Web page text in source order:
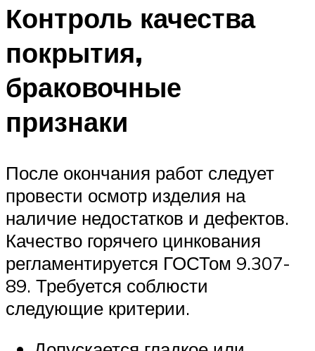
Контроль качества
покрытия,
браковочные
признаки
После окончания работ следует
провести осмотр изделия на
наличие недостатков и дефектов.
Качество горячего цинкования
регламентируется ГОСТом 9.307-
89. Требуется соблюсти
следующие критерии.